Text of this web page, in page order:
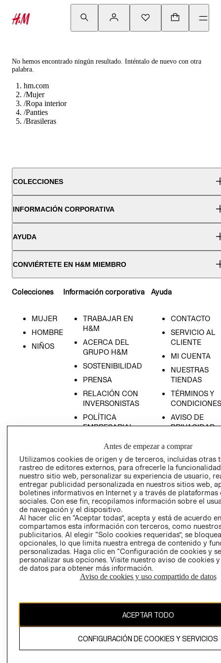
No hemos encontrado ningún resultado. Inténtalo de nuevo con otra
palabra.
hm.com
/Mujer
/Ropa interior
/Panties
/Brasileras
COLECCIONES
INFORMACIÓN CORPORATIVA
AYUDA
CONVIÉRTETE EN H&M MIEMBRO
Colecciones
MUJER
HOMBRE
NIÑOS
Información corporativa
TRABAJAR EN
H&M
ACERCA DEL
GRUPO H&M
SOSTENIBILIDAD
PRENSA
RELACIÓN CON
INVERSONISTAS
POLÍTICA
EMPRESARIAL
Ayuda
CONTACTO
SERVICIO AL
CLIENTE
MI CUENTA
NUESTRAS
TIENDAS
TÉRMINOS Y
CONDICIONES
AVISO DE
PRIVACIDAD
AVISO DE
COOKIES
LIBRO DE
Ecuador ($)
CAMBIAR REGIÓN
El contenido de esta página web está protegido por copyright y es
propiedad de H&M Hennes & Mauritz AB.
Antes de empezar a comprar
Utilizamos cookies de origen y de terceros, incluidas otras
rastreo de editores externos, para ofrecerle la
nuestro sitio web, personalizar su experiencia de usuario,
entregar publicidad personalizada en nuestros sitios web,
boletines informativos en Internet y a través de plataformas
sociales. Con ese fin, recopilamos información sobre el
de navegación y el dispositivo.
Al hacer clic en “Aceptar todas”, acepta y está de acuerdo
compartamos esta información con terceros, como
publicitarios. Al elegir “Solo cookies requeridas”, se
opcionales, lo que limita nuestra entrega de contenido y
personalizadas. Haga clic en “Configuración de cookies y
personalizar sus opciones. Visite nuestro aviso de cookies
de datos para obtener más información.
Aviso de cookies y uso compartido de datos
ACEPTAR TODO
CONFIGURACIÓN DE COOKIES Y SERVICIOS